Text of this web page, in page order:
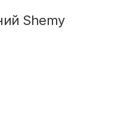
Shemy